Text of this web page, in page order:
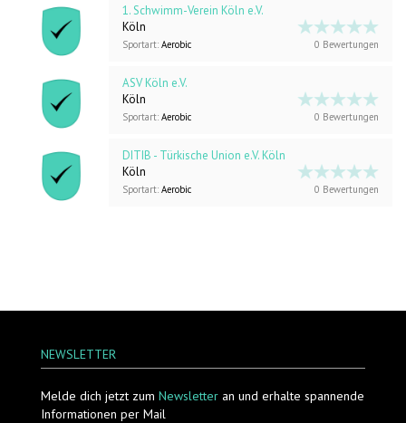
1. Schwimm-Verein Köln e.V.
Köln
Sportart: Aerobic 0 Bewertungen
ASV Köln e.V.
Köln
Sportart: Aerobic 0 Bewertungen
DITIB - Türkische Union e.V. Köln
Köln
Sportart: Aerobic 0 Bewertungen
NEWSLETTER
Melde dich jetzt zum Newsletter an und erhalte spannende
Informationen per Mail